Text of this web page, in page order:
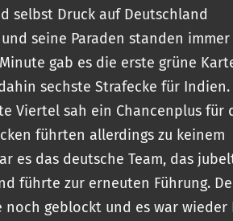
selbst Druck auf Deutschland
seine Paraden standen immer
gab es die erste grüne
sechste Strafecke für Indien.
Viertel sah ein Chancenplus für
führten allerdings zu keinem
es das deutsche Team, das
führte zur erneuten Führung.
geblockt und es war wieder